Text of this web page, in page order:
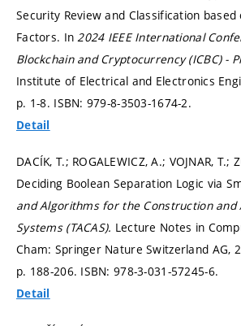
Security Review and Classification
Factors. In 2024 IEEE International
Blockchain and Cryptocurrency (ICBC) -
Institute of Electrical and Electronics
p. 1-8. ISBN: 979-8-3503-1674-2.
Detail
DACÍK, T.; ROGALEWICZ, A.; VOJNAR, T.;
Deciding Boolean Separation Logic via
and Algorithms for the Construction and
Systems (TACAS). Lecture Notes in
Cham: Springer Nature Switzerland AG,
p. 188-206. ISBN: 978-3-031-57245-6.
Detail